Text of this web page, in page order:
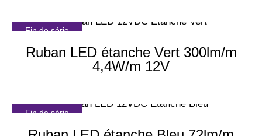
Fin de série
Ruban LED étanche Vert 300lm/m
4,4W/m 12V
Fin de série